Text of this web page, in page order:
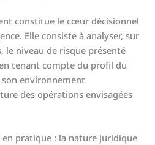
constitue le cœur décisionnel
Elle consiste à analyser, sur
le niveau de risque présenté
tenant compte du profil du
environnement
des opérations envisagées
pratique : la nature juridique